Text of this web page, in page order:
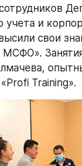
учета и
свои
МСФО».
Training».